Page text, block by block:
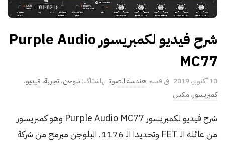
شرح فيديو لكمبريسور Purple Audio
MC77
P
u
l
i
10 أكتوبر، 2019 هندسة الصوت بلوجن، تجربة، فيديو،
كمبريسور، مكس
شرح فيديو لكمبريسور Purple Audio MC77 وهو كمبريسور
من عائلة الـ FET وتحديدا الـ 1176. البلوجن مبرمج من شركة